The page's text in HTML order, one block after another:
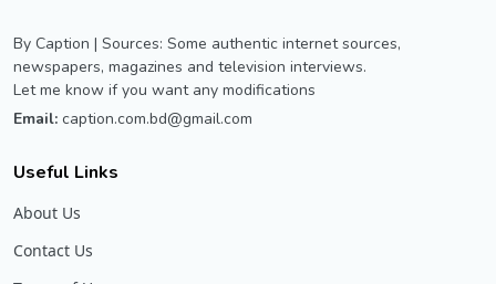
By Caption | Sources: Some authentic internet sources,
newspapers, magazines and television interviews.
Let me know if you want any modifications
Email: caption.com.bd@gmail.com
Useful Links
About Us
Contact Us